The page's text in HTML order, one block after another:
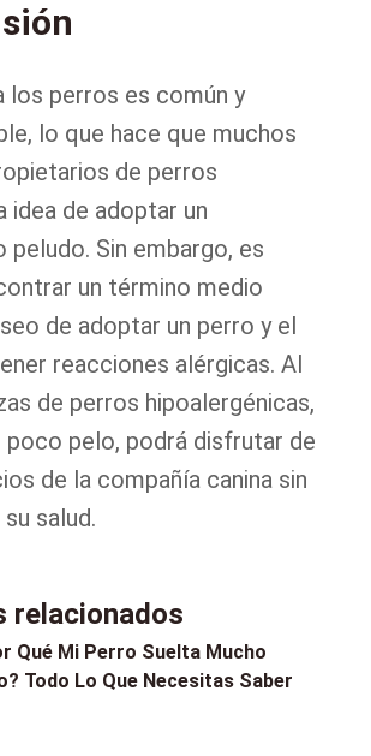
los perros es común y
lo que hace que muchos
de perros
idea de adoptar un
peludo. Sin embargo, es
un término medio
de adoptar un perro y el
reacciones alérgicas. Al
de perros hipoalergénicas,
poco pelo, podrá disfrutar de
de la compañía canina sin
salud.
relacionados
Qué Mi Perro Suelta Mucho
Todo Lo Que Necesitas Saber